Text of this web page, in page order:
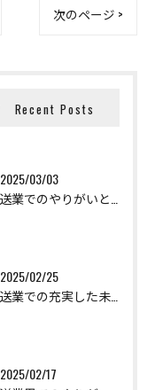
次のページ >
Recent Posts
2025/03/03
2025/02/25
2025/02/17